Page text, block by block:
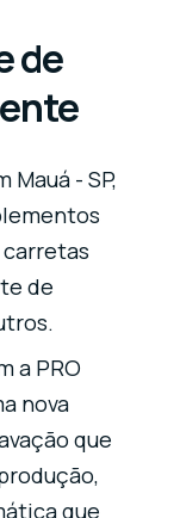
de
- SP,
de
a PRO
nova
que
que